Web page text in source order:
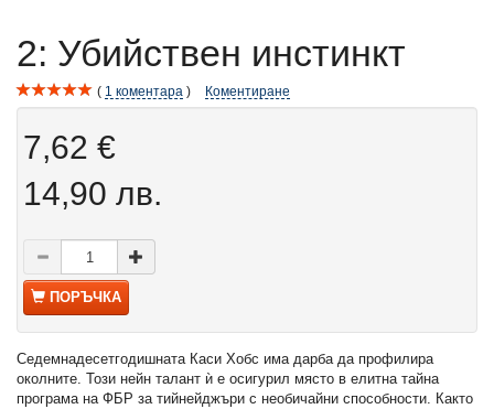
2: Убийствен инстинкт
1 коментара Коментиране
7,62 €
14,90 лв.
ПОРЪЧКА
Седемнадесетгодишната Каси Хобс има дарба да профилира
околните. Този нейн талант ѝ е осигурил място в елитна тайна
програма на ФБР за тийнейджъри с необичайни способности. Както